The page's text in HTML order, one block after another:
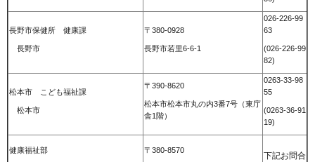
長野市保健所 健康課
長野市
〒380-0928
長野市若里6-6-1
026-226-99
63
(026-226-99
82)
松本市 こども福祉課
松本市
〒390-8620
松本市松本市丸の内3番7号（東庁
舎1階）
0263-33-98
55
(0263-36-91
19)
健康福祉部 〒380-8570
下記お問合